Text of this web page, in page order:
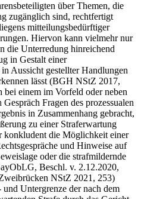
über Themen, die
zugänglich sind, rechtfertigt
mitteilungsbedürftiger
Hiervon kann vielmehr nur
die Unterredung hinreichend
in Gestalt einer
Aussicht gestellter Handlungen
lässt (BGH NStZ 2017,
bei einem im Vorfeld oder neben
Fragen des prozessualen
in Zusammenhang gebracht,
zu einer Straferwartung
konkludent die Möglichkeit einer
und Hinweise auf
oder die strafmildernde
Beschl. v. 2.12.2020,
NStZ 2021, 253)
Untergrenze der nach dem